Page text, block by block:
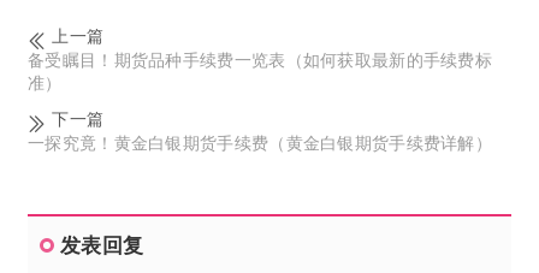
上一篇
备受瞩目！期货品种手续费一览表（如何获取最新的手续费标
准）
下一篇
一探究竟！黄金白银期货手续费（黄金白银期货手续费详解）
发表回复